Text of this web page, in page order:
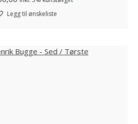
Legg til ønskeliste